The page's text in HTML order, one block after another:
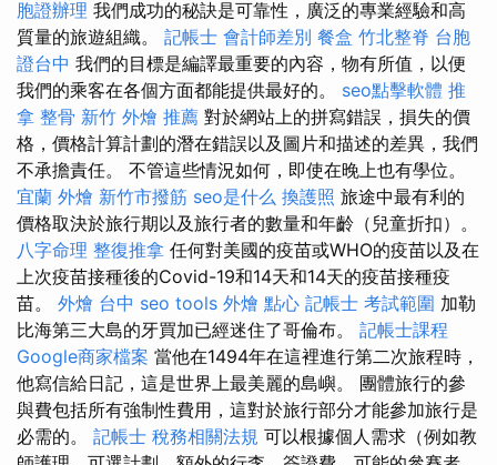
胞證辦理 我們成功的秘訣是可靠性，廣泛的專業經驗和高
質量的旅遊組織。 記帳士 會計師差別 餐盒 竹北整脊 台胞
證台中 我們的目標是編譯最重要的內容，物有所值，以便
我們的乘客在各個方面都能提供最好的。 seo點擊軟體 推
拿 整骨 新竹 外燴 推薦 對於網站上的拼寫錯誤，損失的價
格，價格計算計劃的潛在錯誤以及圖片和描述的差異，我們
不承擔責任。 不管這些情況如何，即使在晚上也有學位。
宜蘭 外燴 新竹市撥筋 seo是什么 換護照 旅途中最有利的
價格取決於旅行期以及旅行者的數量和年齡（兒童折扣）。
八字命理 整復推拿 任何對美國的疫苗或WHO的疫苗以及在
上次疫苗接種後的Covid-19和14天和14天的疫苗接種疫
苗。 外燴 台中 seo tools 外燴 點心 記帳士 考試範圍 加勒
比海第三大島的牙買加已經迷住了哥倫布。 記帳士課程
Google商家檔案 當他在1494年在這裡進行第二次旅程時，
他寫信給日記，這是世界上最美麗的島嶼。 團體旅行的參
與費包括所有強制性費用，這對於旅行部分才能參加旅行是
必需的。 記帳士 稅務相關法規 可以根據個人需求（例如教